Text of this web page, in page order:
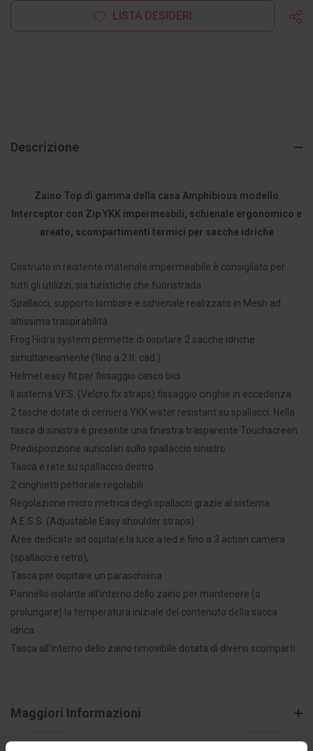
attuale:
LISTA DESIDERI
Descrizione
Zaino Top di gamma della casa Amphibious modello
Interceptor con Zip YKK impermeabili, schienale ergonomico e
areato, scompartimenti termici per sacche idriche
Costruito in reistente materiale impermeabile è consigliato per
tutti gli utilizzi, sia turistiche che fuoristrada
Spallacci, supporto lombare e schienale realizzato in Mesh ad
altissima traspirabilità
Frog Hidra system permette di ospitare 2 sacche idriche
simultaneamente (fino a 2 lt. cad.)
Helmet easy fit per fissaggio casco bici
Il sistema V.F.S. (Velcro fix straps) fissaggio cinghie in eccedenza
2 tasche dotate di cerniera YKK water resistant su spallacci. Nella
tasca di sinistra è presente una finestra trasparente Touchscreen
Predisposizione auricolari sullo spallaccio sinistro
Tasca e rete su spallaccio destro.
2 cinghietti pettorale regolabili
Regolazione micro metrica degli spallacci grazie al sistema
A.E.S.S. (Adjustable Easy shoulder straps)
Aree dedicate ad ospitare la luce a led e fino a 3 action camera
(spallacci e retro),
Tasca per ospitare un paraschiena
Pannello isolante all’interno dello zaino per mantenere (o
prolungare) la temperatura iniziale del contenuto della sacca
idrica.
Tasca all’interno dello zaino rimovibile dotata di diversi scomparti.
Maggiori Informazioni